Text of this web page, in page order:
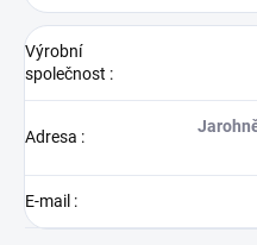
Výrobní
společnost :
Adresa :
E-mail :